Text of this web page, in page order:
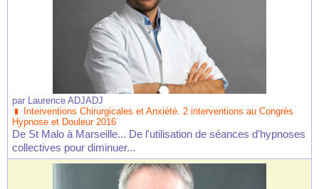
par Laurence ADJADJ
Interventions Chirurgicales et Anxiété. 2 interventions au Congrès
Hypnose et Douleur 2016
De St Malo à Marseille... De l'utilisation de séances d'hypnoses
collectives pour diminuer...